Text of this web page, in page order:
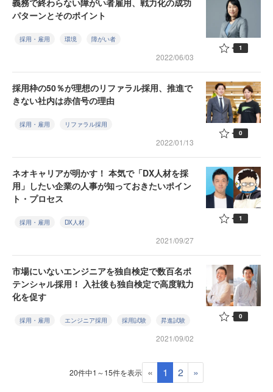
義務で終わらない障がい者雇用、戦力化の成功
パターンとそのポイント
採用・雇用 環境 障がい者
2022/06/03
1
採用枠の50％が理想のリファラル採用、推進で
きない社内は赤信号の理由
採用・雇用 リファラル採用
2022/01/13
0
ネオキャリアが明かす！ 本気で「DX人材を採
用」したい企業の人事が知っておきたいポイン
ト・プロセス
採用・雇用 DX人材
2021/09/27
1
市場にいないエンジニアを独自検定で数百名ポ
テンシャル採用！ 入社後も独自検定で高度戦力
化を促す
採用・雇用 エンジニア採用 採用試験 昇進試験
2021/09/02
0
20件中1～15件を表示 « 1 2 »